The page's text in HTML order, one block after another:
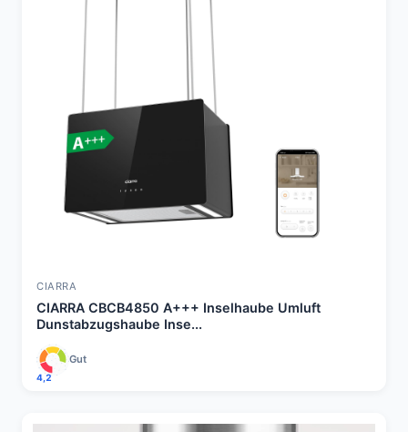
CIARRA
CIARRA CBCB4850 A+++ Inselhaube Umluft
Dunstabzugshaube Inse...
4,2
Gut